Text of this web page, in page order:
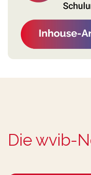
Die wvib-